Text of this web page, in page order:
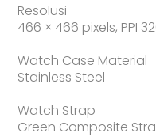
Resolusi
466 × 466 pixels, PPI
Watch Case Material
Stainless Steel
Watch Strap
Green Composite